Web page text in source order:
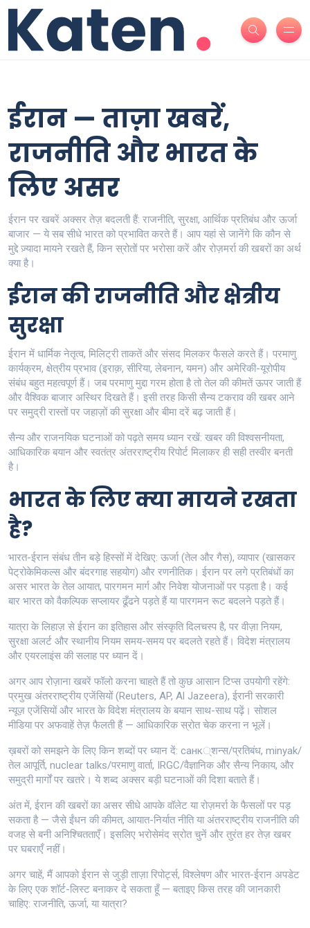
ईरान — ताज़ा खबरें,
राजनीति और भारत के
लिए असर
ईरान पर खबरें अक्सर तेज़ बदलती हैं: राजनीति, सुरक्षा, आर्थिक प्रतिबंध और ऊर्जा
बाजार — ये सब सीधे भारत को प्रभावित करते हैं। आप यहां से जानेंगे कि कौन से
मुद्दे ज़्यादा मायने रखते हैं, किन स्रोतों पर भरोसा करें और रोज़मर्रा की खबरों का अर्थ
क्या है।
ईरान की राजनीति और क्षेत्रीय
सुरक्षा
ईरान में धार्मिक नेतृत्व, मिलिट्री ताकतें और संसद मिलकर फैसले करते हैं। परमाणु
कार्यक्रम, क्षेत्रीय प्रभाव (इराक़, सीरिया, लेबनान, यमन) और अमेरिकी-यूरोपीय
संबंध बहुत महत्वपूर्ण हैं। जब परमाणु मुद्दा गरम होता है तो तेल की कीमतें ऊपर जाती हैं
और वैश्विक बाजार अस्थिर दिखते हैं। इसी तरह किसी सैन्य टकराव की खबर आने
पर समुद्री रास्तों पर जहाज़ों की सुरक्षा और बीमा दरें बढ़ जाती हैं।
सैन्य और राजनयिक घटनाओं को पढ़ते समय ध्यान रखें: खबर की विश्वसनीयता,
आधिकारिक बयान और स्वतंत्र अंतरराष्ट्रीय रिपोर्ट मिलाकर ही सही तस्वीर बनती
है।
भारत के लिए क्या मायने रखता
है?
भारत-ईरान संबंध तीन बड़े हिस्सों में देखिए: ऊर्जा (तेल और गैस), व्यापार (खासकर
पेट्रोकेमिकल्स और बंदरगाह सहयोग) और रणनीतिक। ईरान पर लगे प्रतिबंधों का
असर भारत के तेल आयात, पारगमन मार्ग और निवेश योजनाओं पर पड़ता है। कई
बार भारत को वैकल्पिक सप्लायर ढूँढने पड़ते हैं या पारगमन रूट बदलने पड़ते हैं।
यात्रा के लिहाज़ से ईरान का इतिहास और संस्कृति दिलचस्प है, पर वीज़ा नियम,
सुरक्षा अलर्ट और स्थानीय नियम समय-समय पर बदलते रहते हैं। विदेश मंत्रालय
और एयरलाइंस की सलाह पर ध्यान दें।
अगर आप रोज़ाना खबरें फॉलो करना चाहते हैं तो कुछ आसान टिप्स उपयोगी रहेंगे:
प्रमुख अंतरराष्ट्रीय एजेंसियों (Reuters, AP, Al Jazeera), ईरानी सरकारी
न्यूज़ एजेंसियों और भारत के विदेश मंत्रालय के बयान साथ-साथ पढ़ें। सोशल
मीडिया पर अफवाहें तेज़ फैलती हैं — आधिकारिक स्रोत चेक करना न भूलें।
ख़बरों को समझने के लिए किन शब्दों पर ध्यान दें: санк्शन्स/प्रतिबंध, minyak/
तेल आपूर्ति, nuclear talks/परमाणु वार्ता, IRGC/वैज्ञानिक और सैन्य निकाय, और
समुद्री मार्गों पर खतरे। ये शब्द अक्सर बड़ी घटनाओं की दिशा बताते हैं।
अंत में, ईरान की खबरों का असर सीधे आपके वॉलेट या रोज़मर्रा के फैसलों पर पड़
सकता है — जैसे ईंधन की कीमत, आयात-निर्यात नीति या अंतरराष्ट्रीय राजनीति की
वजह से बनी अनिश्चितताएँ। इसलिए भरोसेमंद स्रोत चुनें और तुरंत हर तेज़ खबर
पर घबराएँ नहीं।
अगर चाहें, मैं आपको ईरान से जुड़ी ताज़ा रिपोर्ट्स, विश्लेषण और भारत-ईरान अपडेट
के लिए एक शॉर्ट-लिस्ट बनाकर दे सकता हूँ — बताइए किस तरह की जानकारी
चाहिए: राजनीति, ऊर्जा, या यात्रा?